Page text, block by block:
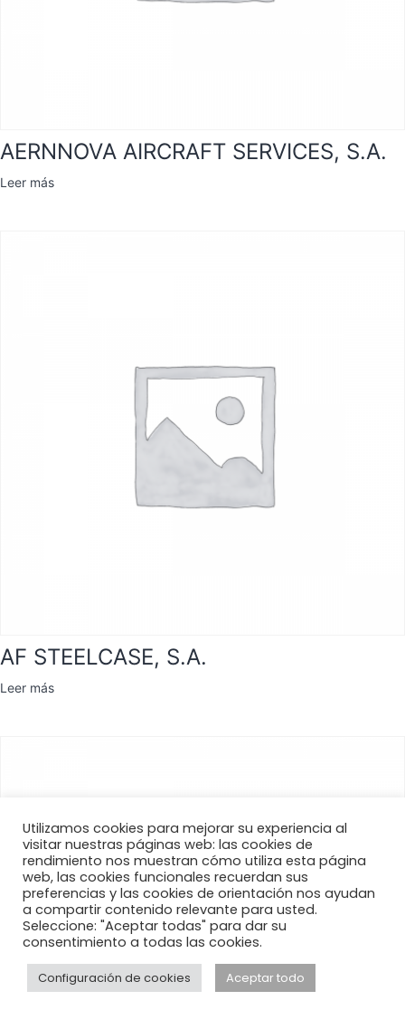
AERNNOVA AIRCRAFT SERVICES, S.A.
Leer más
AF STEELCASE, S.A.
Leer más
Utilizamos cookies para mejorar su experiencia al
visitar nuestras páginas web: las cookies de
rendimiento nos muestran cómo utiliza esta página
web, las cookies funcionales recuerdan sus
preferencias y las cookies de orientación nos ayudan
a compartir contenido relevante para usted.
Seleccione: "Aceptar todas" para dar su
consentimiento a todas las cookies.
Configuración de cookies Aceptar todo